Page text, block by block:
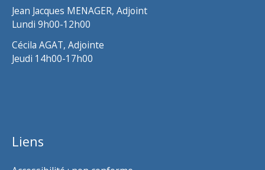
Jean Jacques MENAGER, Adjoint
Lundi 9h00-12h00
Cécila AGAT, Adjointe
Jeudi 14h00-17h00
Liens